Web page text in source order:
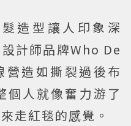
造型讓人印象深
計師品牌Who De
造如撕裂過後布
個人就像奮力游了
走紅毯的感覺。